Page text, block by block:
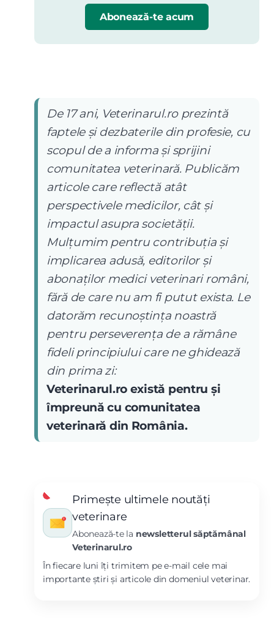
Abonează-te acum
De 17 ani, Veterinarul.ro prezintă
faptele și dezbaterile din profesie, cu
scopul de a informa și sprijini
comunitatea veterinară. Publicăm
articole care reflectă atât
perspectivele medicilor, cât și
impactul asupra societății.
Mulțumim pentru contribuția și
implicarea adusă, editorilor și
abonaților medici veterinari români,
fără de care nu am fi putut exista. Le
datorăm recunoștința noastră
pentru perseverența de a rămâne
fideli principiului care ne ghidează
din prima zi:
Veterinarul.ro există pentru și
împreună cu comunitatea
veterinară din România.
Primește ultimele noutăți
veterinare
Abonează-te la newsletterul săptămânal
Veterinarul.ro
În fiecare luni îți trimitem pe e-mail cele mai
importante știri și articole din domeniul veterinar.